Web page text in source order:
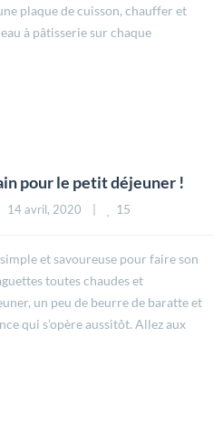
plaque de cuisson, chauffer et
à pâtisserie sur chaque
pour le petit déjeuner !
14 avril, 2020 15
et savoureuse pour faire son
toutes chaudes et
un peu de beurre de baratte et
qui s’opère aussitôt. Allez aux